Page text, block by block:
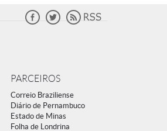
PARCEIROS
Correio Braziliense
Diário de Pernambuco
Estado de Minas
Folha de Londrina